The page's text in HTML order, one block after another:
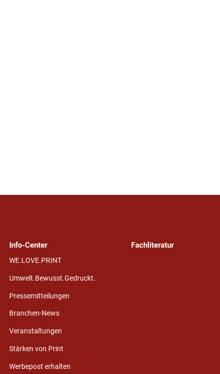
Info-Center
WE.LOVE.PRINT
Umwelt.Bewusst.Gedruckt.
Pressemitteilungen
Branchen-News
Veranstaltungen
Stärken von Print
Werbepost erhalten
Fachliteratur